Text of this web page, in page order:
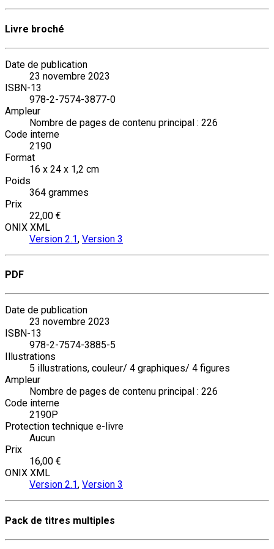
Livre broché
Date de publication
23 novembre 2023
ISBN-13
978-2-7574-3877-0
Ampleur
Nombre de pages de contenu principal : 226
Code interne
2190
Format
16 x 24 x 1,2 cm
Poids
364 grammes
Prix
22,00 €
ONIX XML
Version 2.1, Version 3
PDF
Date de publication
23 novembre 2023
ISBN-13
978-2-7574-3885-5
Illustrations
5 illustrations, couleur/ 4 graphiques/ 4 figures
Ampleur
Nombre de pages de contenu principal : 226
Code interne
2190P
Protection technique e-livre
Aucun
Prix
16,00 €
ONIX XML
Version 2.1, Version 3
Pack de titres multiples